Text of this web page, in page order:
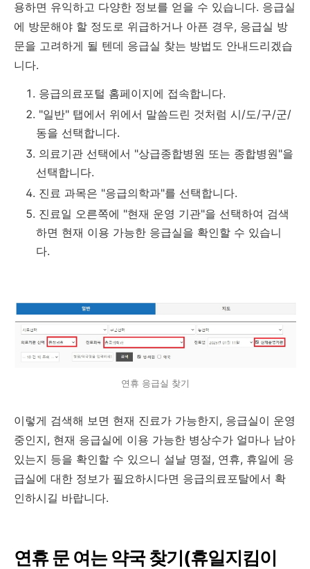
용하면 유익하고 다양한 정보를 얻을 수 있습니다. 응급실
에 방문해야 할 정도로 위급하거나 아픈 경우, 응급실 방
문을 고려하게 될 텐데 응급실 찾는 방법도 안내드리겠습
니다.
응급의료포털 홈페이지에 접속합니다.
"일반" 탭에서 위에서 말씀드린 것처럼 시/도/구/군/
동을 선택합니다.
의료기관 선택에서 "상급종합병원 또는 종합병원"을
선택합니다.
진료 과목은 "응급의학과"를 선택합니다.
진료일 오른쪽에 "현재 운영 기관"을 선택하여 검색
하면 현재 이용 가능한 응급실을 확인할 수 있습니
다.
연휴 응급실 찾기
이렇게 검색해 보면 현재 진료가 가능한지, 응급실이 운영
중인지, 현재 응급실에 이용 가능한 병상수가 얼마나 남아
있는지 등을 확인할 수 있으니 설날 명절, 연휴, 휴일에 응
급실에 대한 정보가 필요하시다면 응급의료포탈에서 확
인하시길 바랍니다.
연휴 문 여는 약국 찾기(휴일지킴이